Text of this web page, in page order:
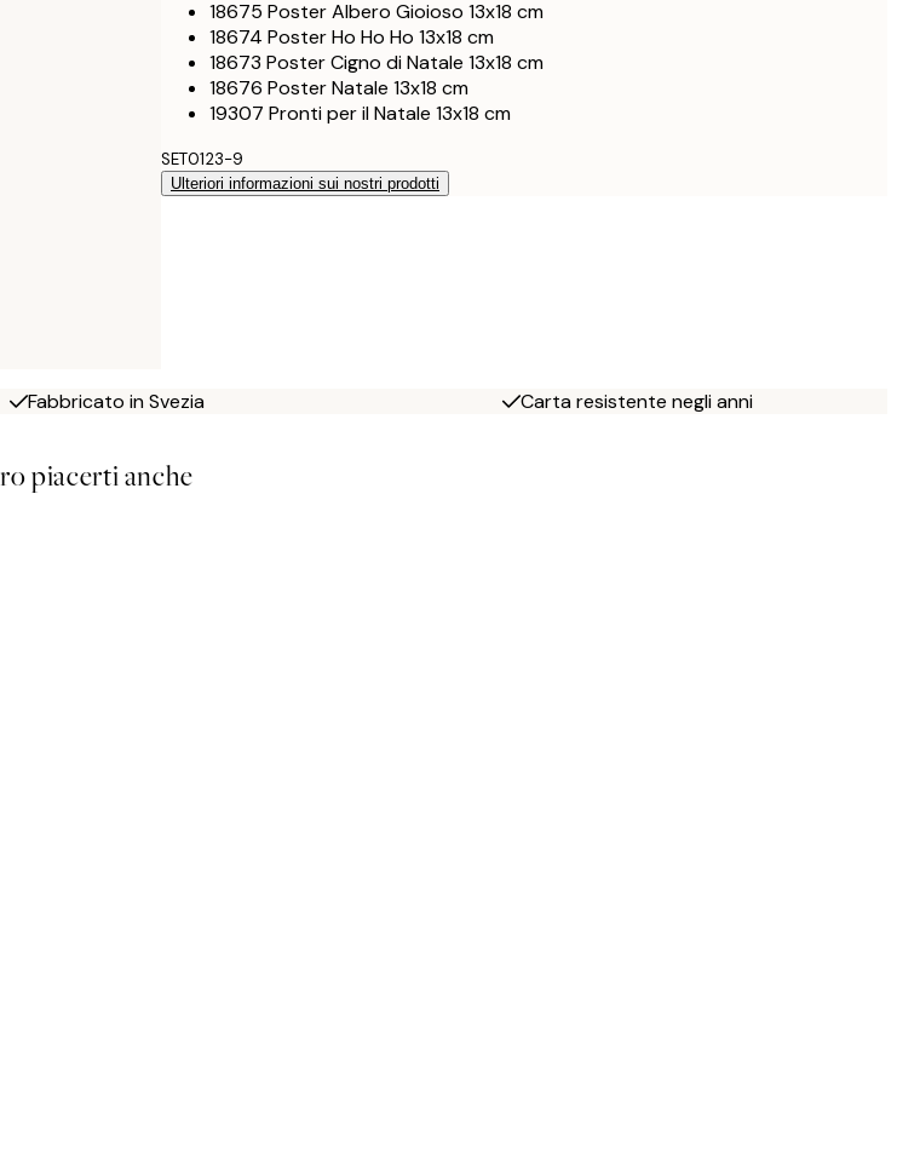
18675 Poster Albero Gioioso 13x18 cm
18674 Poster Ho Ho Ho 13x18 cm
18673 Poster Cigno di Natale 13x18 cm
18676 Poster Natale 13x18 cm
19307 Pronti per il Natale 13x18 cm
SET0123-9
Ulteriori informazioni sui nostri prodotti
Fabbricato in Svezia Carta resistente negli anni
piacerti anche